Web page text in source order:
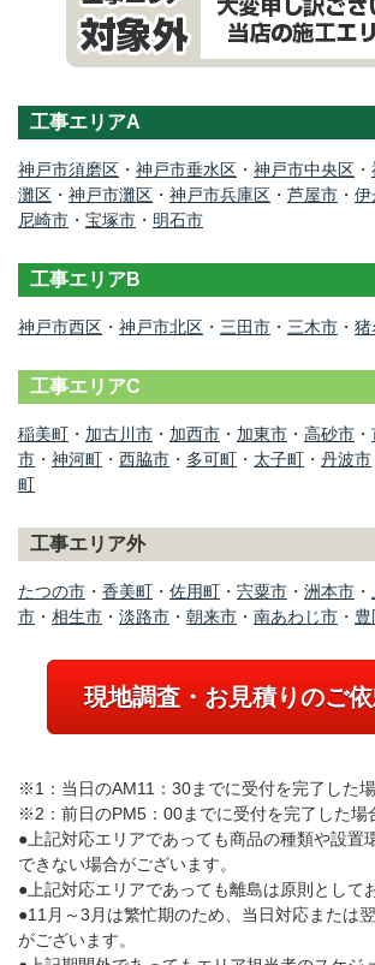
工事エリアA
神戸市須磨区 ・ 神戸市垂水区 ・ 神戸市中央区 ・
灘区 ・ 神戸市灘区 ・ 神戸市兵庫区 ・ 芦屋市 ・ 伊
尼崎市 ・ 宝塚市 ・ 明石市
工事エリアB
神戸市西区 ・ 神戸市北区 ・ 三田市 ・ 三木市 ・ 猪
工事エリアC
稲美町 ・ 加古川市 ・ 加西市 ・ 加東市 ・ 高砂市 ・
市 ・ 神河町 ・ 西脇市 ・ 多可町 ・ 太子町 ・ 丹波市
町
工事エリア外
たつの市 ・ 香美町 ・ 佐用町 ・ 宍粟市 ・ 洲本市 ・
市 ・ 相生市 ・ 淡路市 ・ 朝来市 ・ 南あわじ市 ・
現地調査・お見積りのご
※1：当日のAM11：30までに受付を完了した場
※2：前日のPM5：00までに受付を完了した場
●上記対応エリアであっても商品の種類や設置
できない場合がございます。
●上記対応エリアであっても離島は原則として
●11月～3月は繁忙期のため、当日対応または
がございます。